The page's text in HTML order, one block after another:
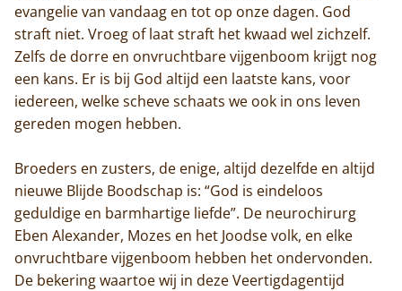
evangelie van vandaag en tot op onze dagen. God
straft niet. Vroeg of laat straft het kwaad wel zichzelf.
Zelfs de dorre en onvruchtbare vijgenboom krijgt nog
een kans. Er is bij God altijd een laatste kans, voor
iedereen, welke scheve schaats we ook in ons leven
gereden mogen hebben.
Broeders en zusters, de enige, altijd dezelfde en altijd
nieuwe Blijde Boodschap is: “God is eindeloos
geduldige en barmhartige liefde”. De neurochirurg
Eben Alexander, Mozes en het Joodse volk, en elke
onvruchtbare vijgenboom hebben het ondervonden.
De bekering waartoe wij in deze Veertigdagentijd